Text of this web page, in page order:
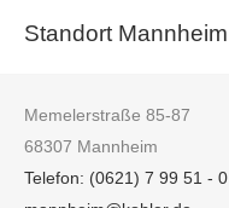
Standort Mannheim
Memelerstraße 85-87
68307 Mannheim
Telefon: (0621) 7 99 51 - 0